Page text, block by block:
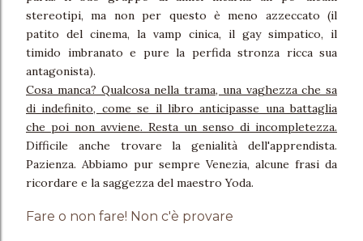
stereotipi, ma non per questo è meno azzeccato (il
patito del cinema, la vamp cinica, il gay simpatico, il
timido imbranato e pure la perfida stronza ricca sua
antagonista).
Cosa manca? Qualcosa nella trama, una vaghezza che sa
di indefinito, come se il libro anticipasse una battaglia
che poi non avviene. Resta un senso di incompletezza.
Difficile anche trovare la genialità dell'apprendista.
Pazienza. Abbiamo pur sempre Venezia, alcune frasi da
ricordare e la saggezza del maestro Yoda.
Fare o non fare! Non c'è provare